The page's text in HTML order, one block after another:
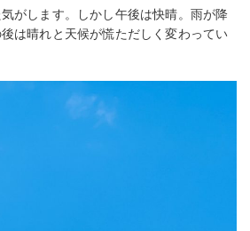
がします。しかし午後は快晴。雨が降
は晴れと天候が慌ただしく変わってい